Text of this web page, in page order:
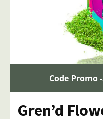
Code Promo
Gren’d